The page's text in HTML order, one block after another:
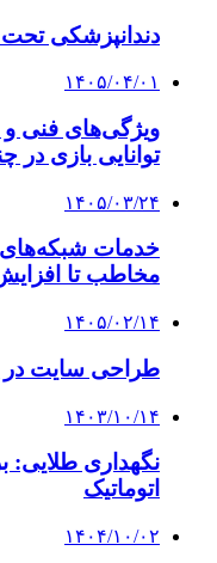
دندانپزشکی
۱۴۰۵/۰۴/۰۱
ویژگی‌های فنی و
توانایی بازی در
۱۴۰۵/۰۳/۲۴
مخاطب تا
۱۴۰۵/۰۲/۱۴
طراحی سایت در
۱۴۰۳/۱۰/۱۴
نگهداری طلایی:
اتوماتیک
۱۴۰۴/۱۰/۰۲